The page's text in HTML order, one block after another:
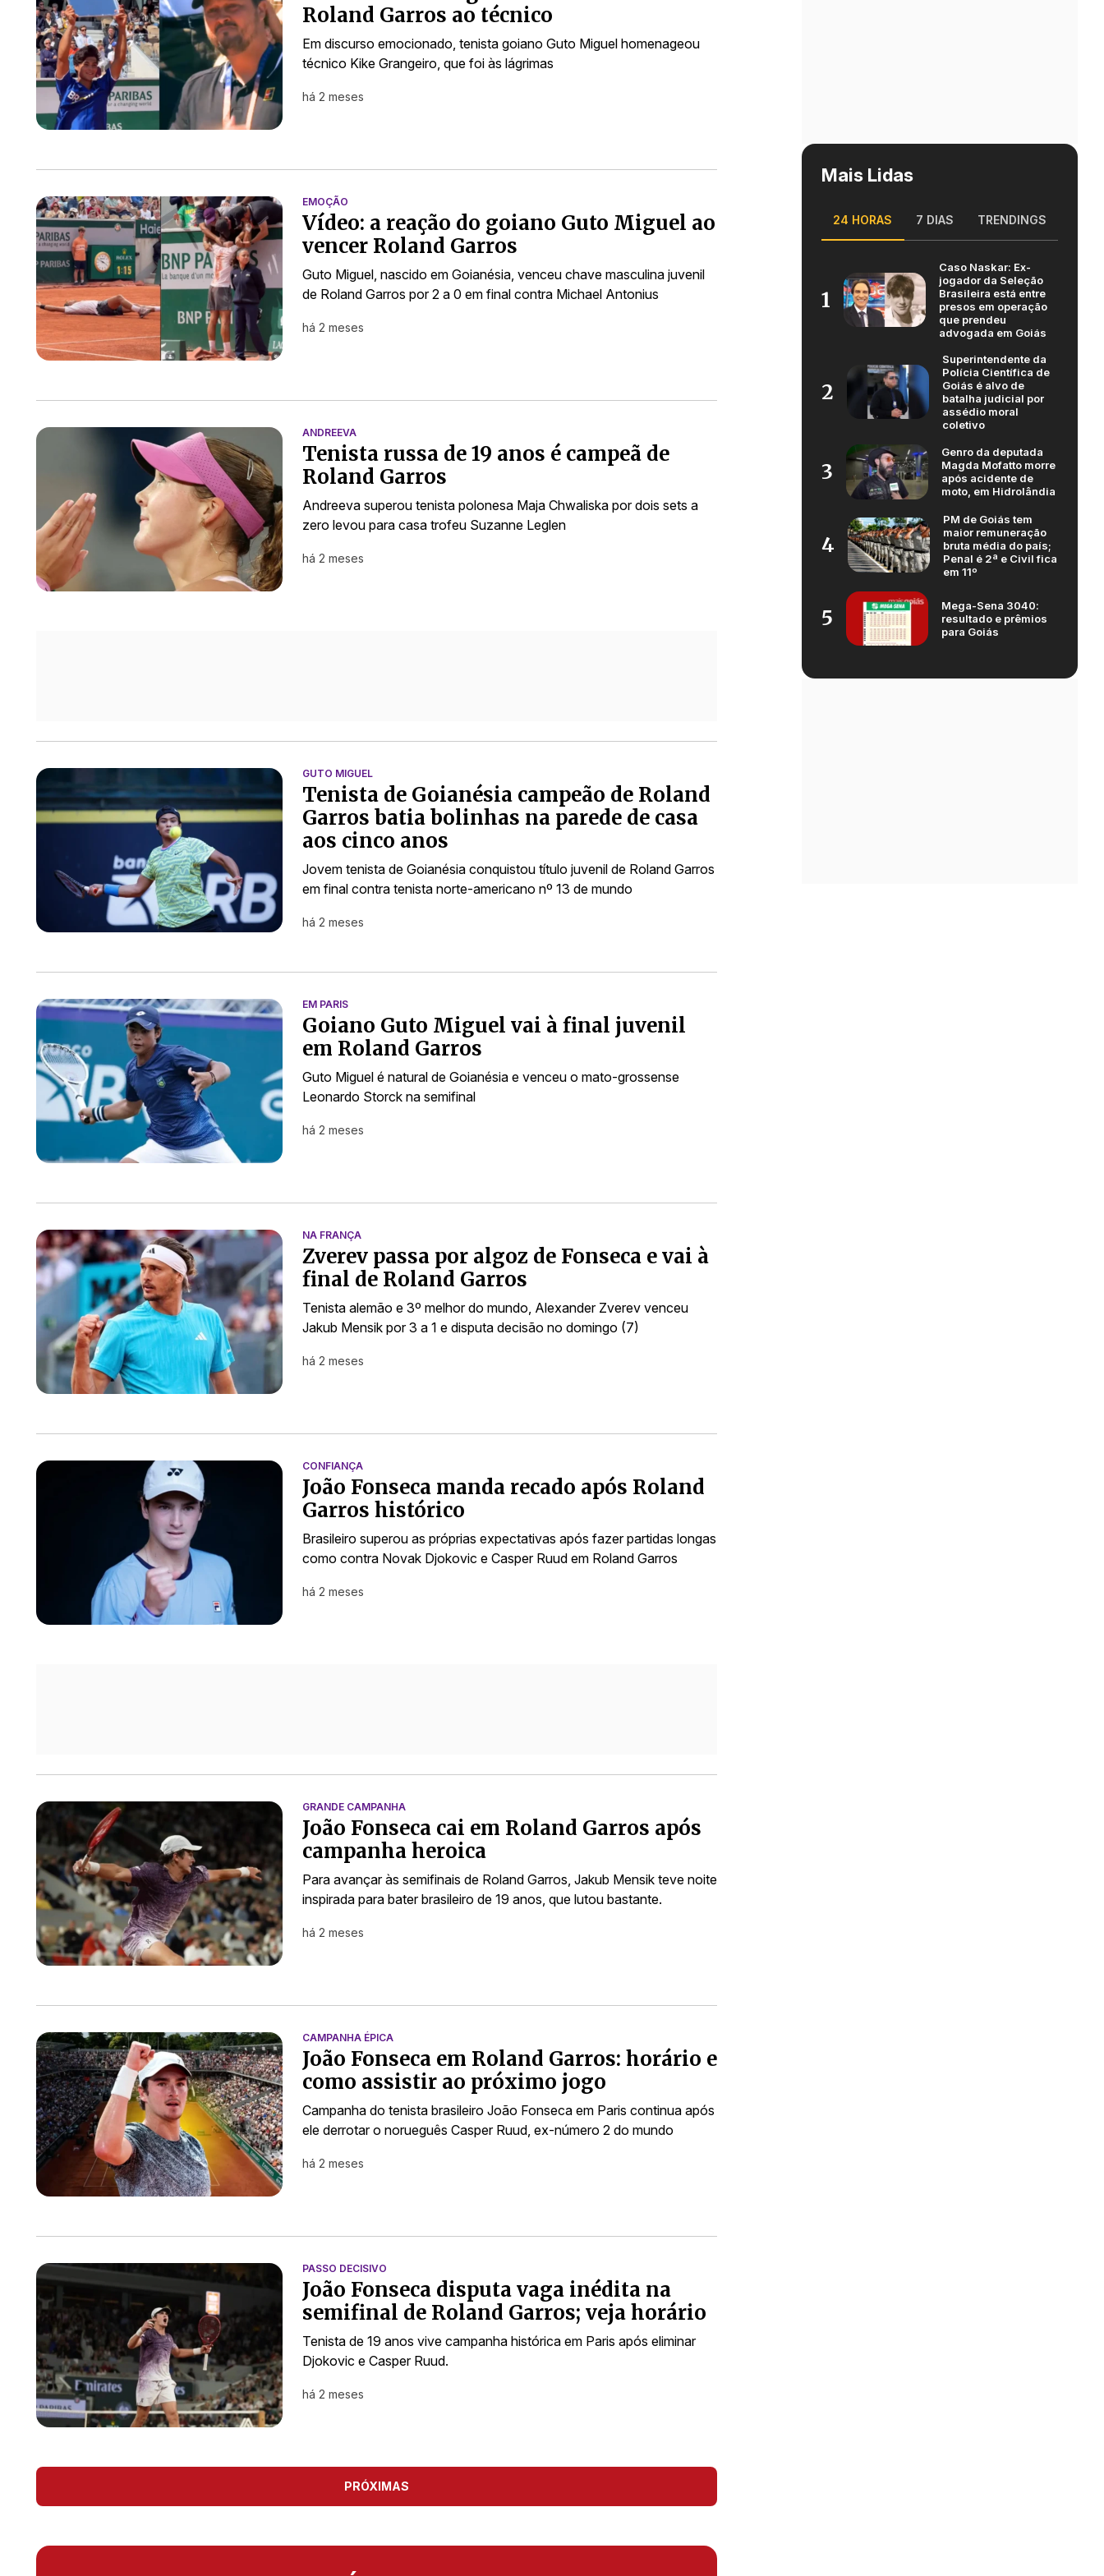
Roland Garros ao técnico
Em discurso emocionado, tenista goiano Guto Miguel homenageou
técnico Kike Grangeiro, que foi às lágrimas
há 2 meses
EMOÇÃO
Vídeo: a reação do goiano Guto Miguel ao
vencer Roland Garros
Guto Miguel, nascido em Goianésia, venceu chave masculina juvenil
de Roland Garros por 2 a 0 em final contra Michael Antonius
há 2 meses
ANDREEVA
Tenista russa de 19 anos é campeã de
Roland Garros
Andreeva superou tenista polonesa Maja Chwaliska por dois sets a
zero levou para casa trofeu Suzanne Leglen
há 2 meses
GUTO MIGUEL
Tenista de Goianésia campeão de Roland
Garros batia bolinhas na parede de casa
aos cinco anos
Jovem tenista de Goianésia conquistou título juvenil de Roland Garros
em final contra tenista norte-americano nº 13 de mundo
há 2 meses
EM PARIS
Goiano Guto Miguel vai à final juvenil
em Roland Garros
Guto Miguel é natural de Goianésia e venceu o mato-grossense
Leonardo Storck na semifinal
há 2 meses
NA FRANÇA
Zverev passa por algoz de Fonseca e vai à
final de Roland Garros
Tenista alemão e 3º melhor do mundo, Alexander Zverev venceu
Jakub Mensik por 3 a 1 e disputa decisão no domingo (7)
há 2 meses
CONFIANÇA
João Fonseca manda recado após Roland
Garros histórico
Brasileiro superou as próprias expectativas após fazer partidas longas
como contra Novak Djokovic e Casper Ruud em Roland Garros
há 2 meses
GRANDE CAMPANHA
João Fonseca cai em Roland Garros após
campanha heroica
Para avançar às semifinais de Roland Garros, Jakub Mensik teve noite
inspirada para bater brasileiro de 19 anos, que lutou bastante.
há 2 meses
CAMPANHA ÉPICA
João Fonseca em Roland Garros: horário e
como assistir ao próximo jogo
Campanha do tenista brasileiro João Fonseca em Paris continua após
ele derrotar o norueguês Casper Ruud, ex-número 2 do mundo
há 2 meses
PASSO DECISIVO
João Fonseca disputa vaga inédita na
semifinal de Roland Garros; veja horário
Tenista de 19 anos vive campanha histórica em Paris após eliminar
Djokovic e Casper Ruud.
há 2 meses
PRÓXIMAS
Mais Lidas
24 HORAS 7 DIAS TRENDINGS
1
Caso Naskar: Ex-
jogador da Seleção
Brasileira está entre
presos em operação
que prendeu
advogada em Goiás
2
Superintendente da
Polícia Científica de
Goiás é alvo de
batalha judicial por
assédio moral
coletivo
3
Genro da deputada
Magda Mofatto morre
após acidente de
moto, em Hidrolândia
4
PM de Goiás tem
maior remuneração
bruta média do país;
Penal é 2ª e Civil fica
em 11º
5
Mega-Sena 3040:
resultado e prêmios
para Goiás